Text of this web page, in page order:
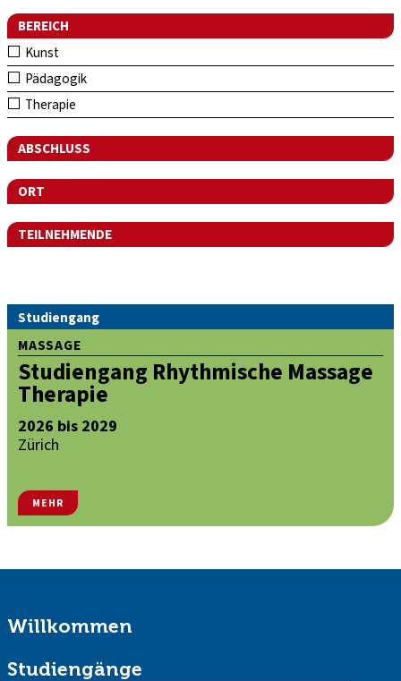
BEREICH
Kunst
Pädagogik
Therapie
ABSCHLUSS
ORT
TEILNEHMENDE
Studiengang
MASSAGE
Studiengang Rhythmische Massage
Therapie
2026 bis 2029
Zürich
MEHR
Willkommen
Studiengänge